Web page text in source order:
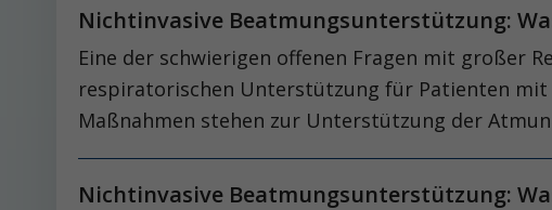
Nichtinvasive Beatmungsunterstützung:
Eine der schwierigen offenen Fragen mit großer
respiratorischen Unterstützung für Patienten mit
Maßnahmen stehen zur Unterstützung der
Nichtinvasive Beatmungsunterstützung: